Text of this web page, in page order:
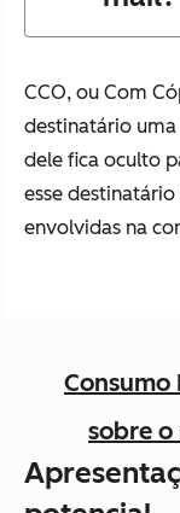
CCO, ou Com
destinatário
dele fica oculto
esse destinatário
envolvidas na
Consumo
sobre